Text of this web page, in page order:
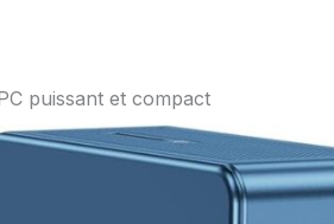
puissant et compact